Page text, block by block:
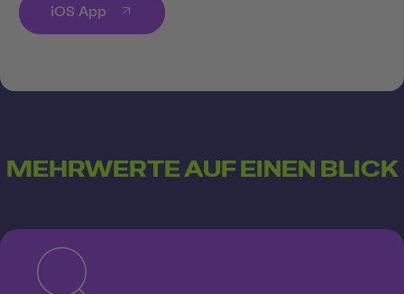
iOS App
MEHRWERTE AUF EINEN BLICK